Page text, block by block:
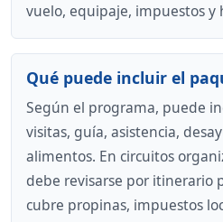
vuelo, equipaje, impuestos y
Qué puede incluir el
Según el programa, puede
visitas, guía, asistencia,
alimentos. En circuitos
debe revisarse por itinerario
cubre propinas, impuestos